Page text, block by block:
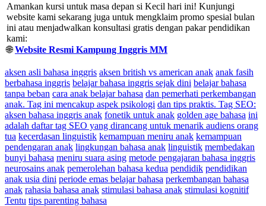
Amankan kursi untuk masa depan si Kecil hari ini! Kunjungi
website kami sekarang juga untuk mengklaim promo spesial bulan
ini atau menjadwalkan konsultasi gratis dengan pakar pendidikan
kami:
🌐Website Resmi Kampung Inggris MM
aksen asli bahasa inggris aksen british vs american anak anak fasih
berbahasa inggris belajar bahasa inggris sejak dini belajar bahasa
tanpa beban cara anak belajar bahasa dan pemerhati perkembangan
anak. Tag ini mencakup aspek psikologi dan tips praktis. Tag SEO:
aksen bahasa inggris anak fonetik untuk anak golden age bahasa ini
adalah daftar tag SEO yang dirancang untuk menarik audiens orang
tua kecerdasan linguistik kemampuan meniru anak kemampuan
pendengaran anak lingkungan bahasa anak linguistik membedakan
bunyi bahasa meniru suara asing metode pengajaran bahasa inggris
neurosains anak pemerolehan bahasa kedua pendidik pendidikan
anak usia dini periode emas belajar bahasa perkembangan bahasa
anak rahasia bahasa anak stimulasi bahasa anak stimulasi kognitif
Tentu tips parenting bahasa